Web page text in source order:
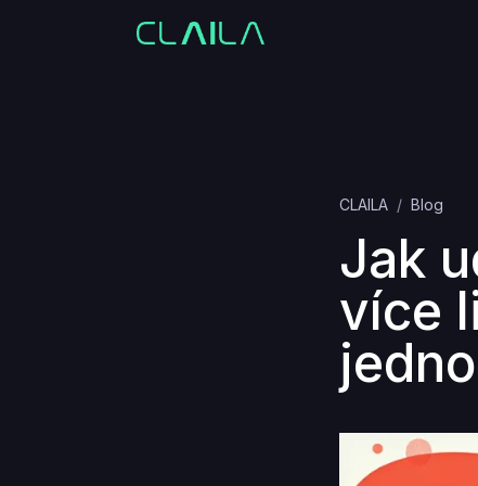
CLAILA Blog
Jak
více